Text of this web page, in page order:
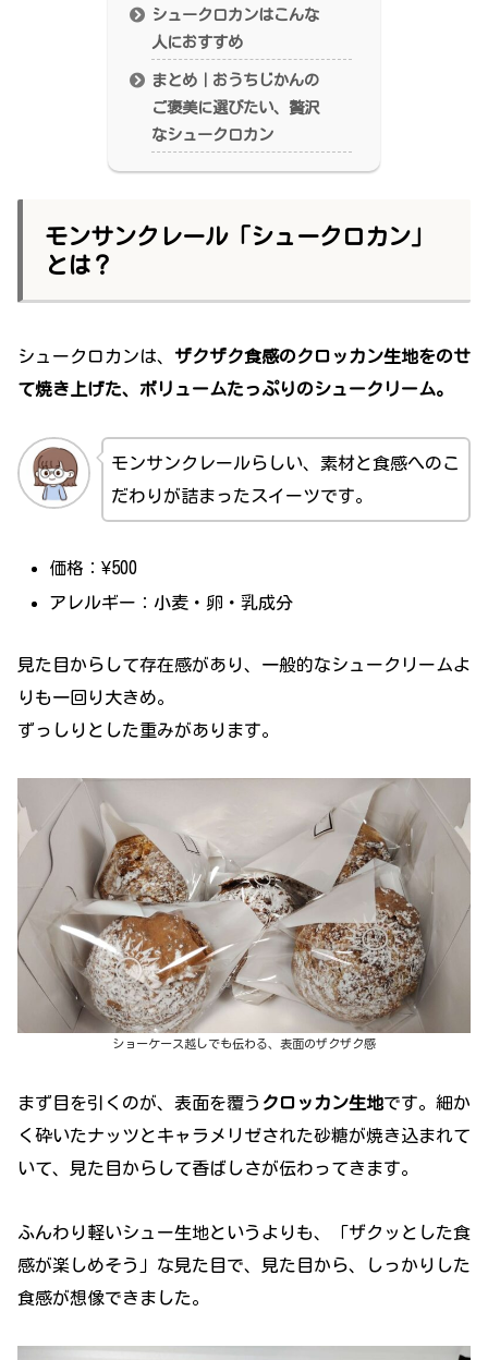
シュークロカンはこんな
人におすすめ
まとめ｜おうちじかんの
ご褒美に選びたい、贅沢
なシュークロカン
モンサンクレール「シュークロカン」
とは？
シュークロカンは、 ザクザク食感のクロッカン生地をのせ
て焼き上げた、ボリュームたっぷりのシュークリーム。
モンサンクレールらしい、素材と食感へのこ
だわりが詰まったスイーツです。
価格：¥500
アレルギー：小麦・卵・乳成分
見た目からして存在感があり、一般的なシュークリームよ
りも一回り大きめ。
ずっしりとした重みがあります。
ショーケース越しでも伝わる、表面のザクザク感
まず目を引くのが、表面を覆う クロッカン生地です。細か
く砕いたナッツとキャラメリゼされた砂糖が焼き込まれて
いて、見た目からして香ばしさが伝わってきます。
ふんわり軽いシュー生地というよりも、「ザクッとした食
感が楽しめそう」な見た目で、見た目から、しっかりした
食感が想像できました。